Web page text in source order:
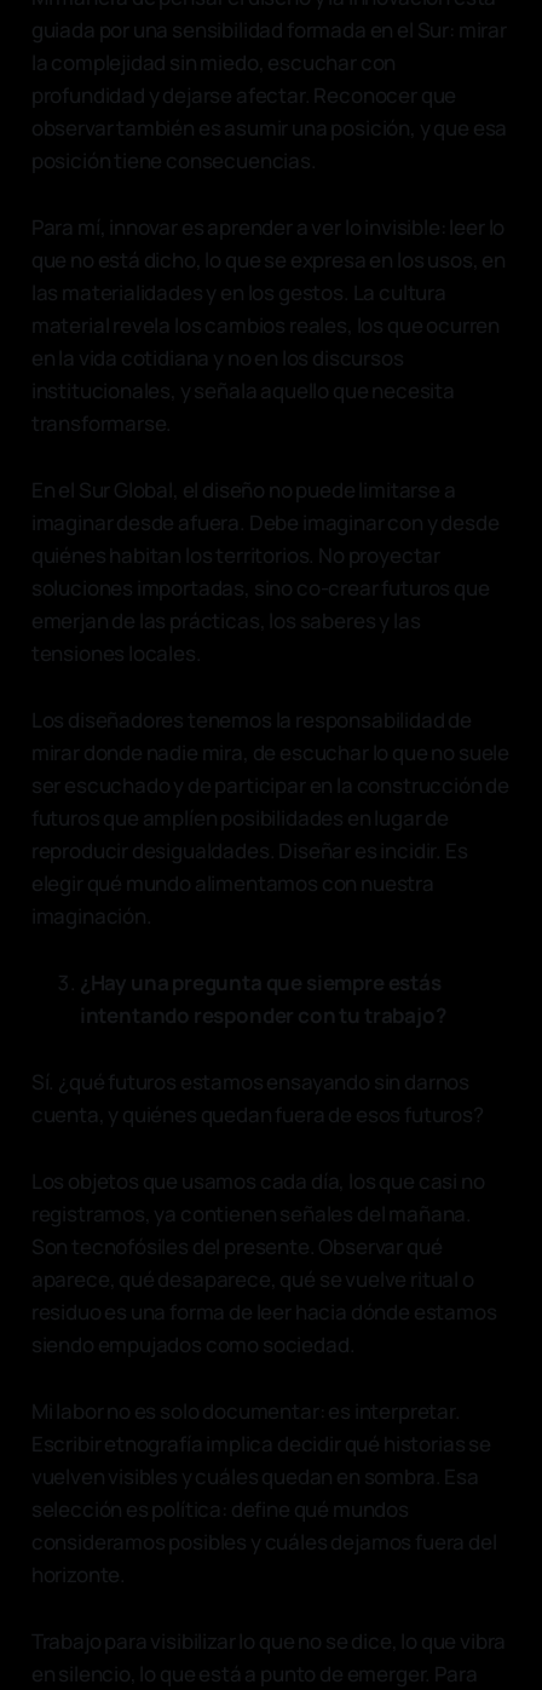
guiada por una sensibilidad formada en el Sur: mirar
la complejidad sin miedo, escuchar con
profundidad y dejarse afectar. Reconocer que
observar también es asumir una posición, y que esa
posición tiene consecuencias.
Para mí, innovar es aprender a ver lo invisible: leer lo
que no está dicho, lo que se expresa en los usos, en
las materialidades y en los gestos. La cultura
material revela los cambios reales, los que ocurren
en la vida cotidiana y no en los discursos
institucionales, y señala aquello que necesita
transformarse.
En el Sur Global, el diseño no puede limitarse a
imaginar desde afuera. Debe imaginar con y desde
quiénes habitan los territorios. No proyectar
soluciones importadas, sino co-crear futuros que
emerjan de las prácticas, los saberes y las
tensiones locales.
Los diseñadores tenemos la responsabilidad de
mirar donde nadie mira, de escuchar lo que no suele
ser escuchado y de participar en la construcción de
futuros que amplíen posibilidades en lugar de
reproducir desigualdades. Diseñar es incidir. Es
elegir qué mundo alimentamos con nuestra
imaginación.
¿Hay una pregunta que siempre estás
intentando responder con tu trabajo?
Sí. ¿qué futuros estamos ensayando sin darnos
cuenta, y quiénes quedan fuera de esos futuros?
Los objetos que usamos cada día, los que casi no
registramos, ya contienen señales del mañana.
Son tecnofósiles del presente. Observar qué
aparece, qué desaparece, qué se vuelve ritual o
residuo es una forma de leer hacia dónde estamos
siendo empujados como sociedad.
Mi labor no es solo documentar: es interpretar.
Escribir etnografía implica decidir qué historias se
vuelven visibles y cuáles quedan en sombra. Esa
selección es política: define qué mundos
consideramos posibles y cuáles dejamos fuera del
horizonte.
Trabajo para visibilizar lo que no se dice, lo que vibra
en silencio, lo que está a punto de emerger. Para